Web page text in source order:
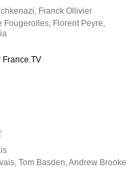
Franck Ollivier
Fougerolles Florent Peyre
France.TV
,Tom Basden,Andrew Brooke